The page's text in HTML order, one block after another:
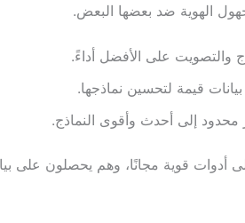
الهوية ضد بعضها البعض.
والتصويت على الأفضل أداءً.
قيمة لتحسين نماذجها.
إلى أحدث وأقوى النماذج.
أدوات قوية مجانًا، وهم يحصلون على